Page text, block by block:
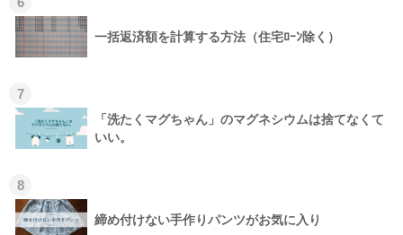
一括返済額を計算する方法（住宅ﾛｰﾝ除く）
7
「洗たくマグちゃん」のマグネシウムは捨てなくて
いい。
8
締め付けない手作りパンツがお気に入り